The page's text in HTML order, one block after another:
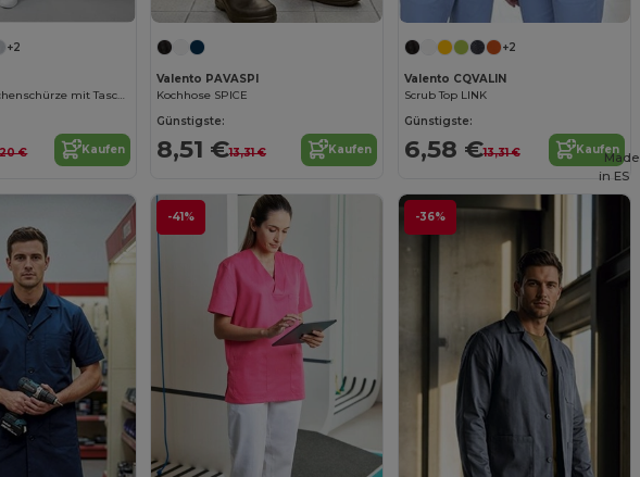
+2
Polycotton Lätzchenschürze mit Tasche
€ Kaufen
Valento PAVASPI
Kochhose SPICE
Günstigste:
8,51 €13,31 € Kaufen
+2
Valento CQVALIN
Scrub Top LINK
Günstigste:
6,58 €13,31 € Kaufen
-41% -36%
Made
in ES